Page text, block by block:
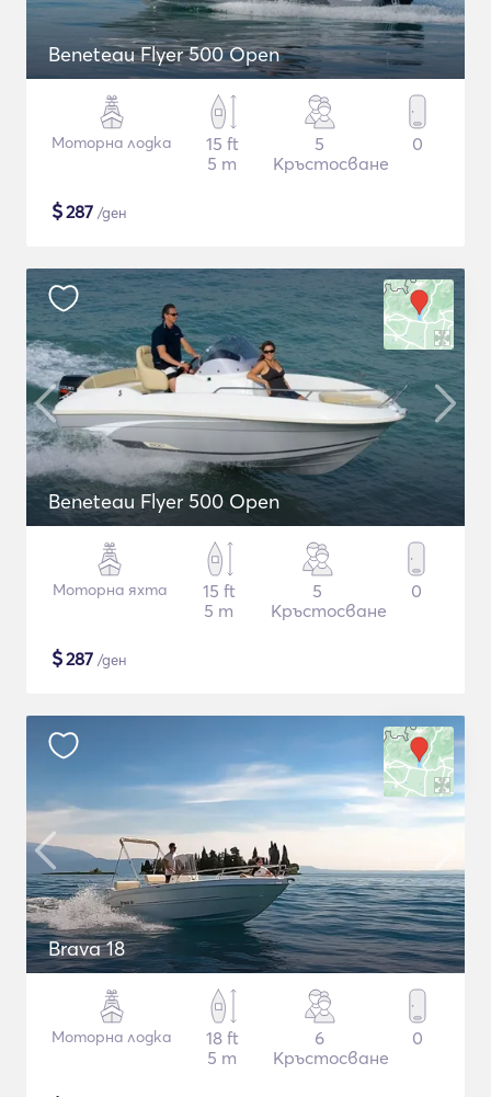
Beneteau Flyer 500 Open
Моторна лодка
15 ft
5 m
5
Кръстосване
0
$287 /ден
Beneteau Flyer 500 Open
Моторна яхта
15 ft
5 m
5
Кръстосване
0
$287 /ден
Brava 18
Моторна лодка
18 ft
5 m
6
Кръстосване
0